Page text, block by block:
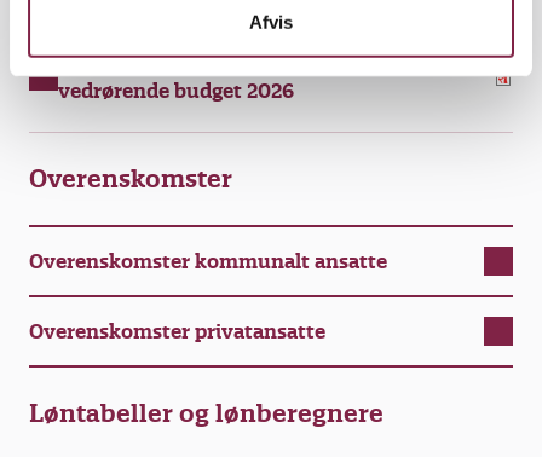
Afvis
Høringssvar til Holbæk Kommune
vedrørende budget 2026
Overenskomster
Overenskomster kommunalt ansatte
Overenskomster privatansatte
Løntabeller og lønberegnere